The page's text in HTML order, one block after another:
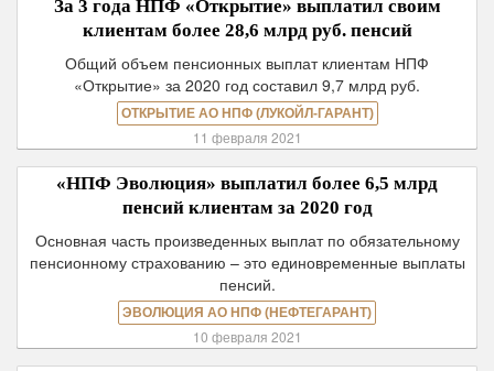
За 3 года НПФ «Открытие» выплатил своим
клиентам более 28,6 млрд руб. пенсий
Общий объем пенсионных выплат клиентам НПФ
«Открытие» за 2020 год составил 9,7 млрд руб.
ОТКРЫТИЕ АО НПФ (ЛУКОЙЛ-ГАРАНТ)
11 февраля 2021
«НПФ Эволюция» выплатил более 6,5 млрд
пенсий клиентам за 2020 год
Основная часть произведенных выплат по обязательному
пенсионному страхованию – это единовременные выплаты
пенсий.
ЭВОЛЮЦИЯ АО НПФ (НЕФТЕГАРАНТ)
10 февраля 2021